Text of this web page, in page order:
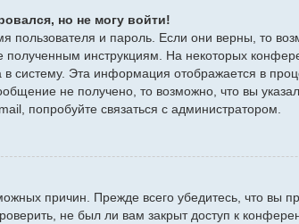
но не могу войти!
пользователя и пароль. Если они верны, то
полученным инструкциям. На некоторых
систему. Эта информация отображается в
не получено, то возможно, что вы
попробуйте связаться с администратором.
причин. Прежде всего убедитесь, что вы
не был ли вам закрыт доступ к